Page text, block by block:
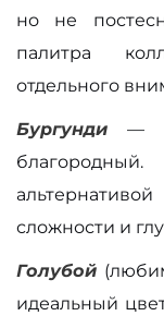
но не
палитра
отдельного
Бургунди —
сложности и
Голубой
идеальный